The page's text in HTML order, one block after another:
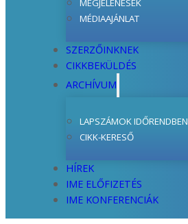
MEGJELENÉSEK
MÉDIAAJÁNLAT
SZERZŐINKNEK
CIKKBEKÜLDÉS
ARCHÍVUM
LAPSZÁMOK IDŐRENDBEN
CIKK-KERESŐ
HÍREK
IME ELŐFIZETÉS
IME KONFERENCIÁK